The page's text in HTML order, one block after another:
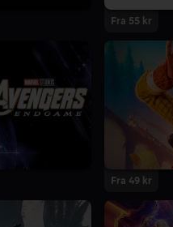
Fra 55 kr
Fra 49 kr